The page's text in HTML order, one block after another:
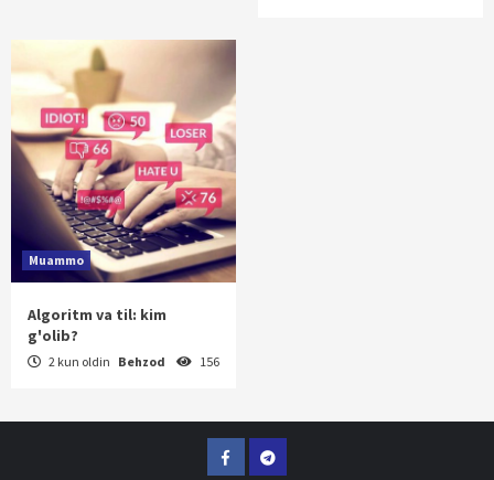
Muammo
Algoritm va til: kim
g'olib?
2 kun oldin Behzod 156
FacebookTelegram